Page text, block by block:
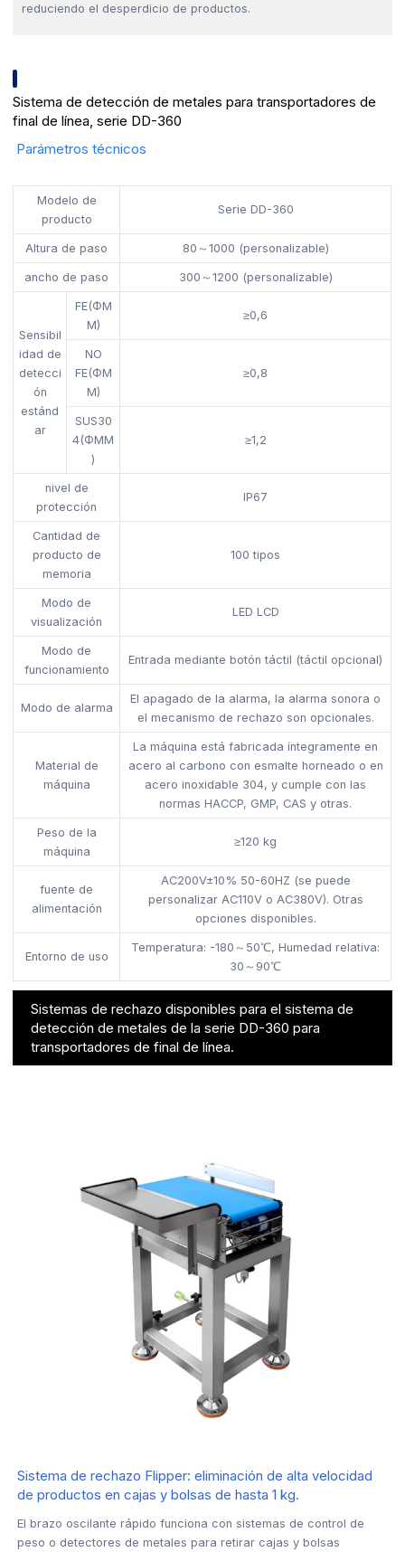
reduciendo el desperdicio de productos.
Sistema de detección de metales para transportadores de
final de línea, serie DD-360
Parámetros técnicos
Modelo de
producto
Serie DD-360
Altura de paso 80～1000 (personalizable)
ancho de paso 300～1200 (personalizable)
Sensibil
idad de
detecci
ón
estánd
ar
FE(ΦM
M)
≥0,6
NO
FE(ΦM
M)
≥0,8
SUS30
4(ΦMM
)
≥1,2
nivel de
protección
IP67
Cantidad de
producto de
memoria
100 tipos
Modo de
visualización
LED LCD
Modo de
funcionamiento
Entrada mediante botón táctil (táctil opcional)
Modo de alarma
El apagado de la alarma, la alarma sonora o
el mecanismo de rechazo son opcionales.
Material de
máquina
La máquina está fabricada íntegramente en
acero al carbono con esmalte horneado o en
acero inoxidable 304, y cumple con las
normas HACCP, GMP, CAS y otras.
Peso de la
máquina
≥120 kg
fuente de
alimentación
AC200V±10% 50-60HZ (se puede
personalizar AC110V o AC380V). Otras
opciones disponibles.
Entorno de uso
Temperatura: -180～50℃, Humedad relativa:
30～90℃
Sistemas de rechazo disponibles para el sistema de
detección de metales de la serie DD-360 para
transportadores de final de línea.
Sistema de rechazo Flipper: eliminación de alta velocidad
de productos en cajas y bolsas de hasta 1 kg.
El brazo oscilante rápido funciona con sistemas de control de
peso o detectores de metales para retirar cajas y bolsas